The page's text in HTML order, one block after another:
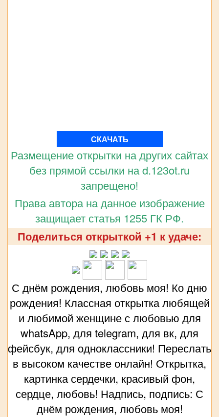
СКАЧАТЬ
Размещение открытки на других сайтах
без прямой ссылки на d.123ot.ru
запрещено!
Права автора на данное изображение
защищает статья 1255 ГК РФ.
Поделиться открыткой +1 к удаче:
С днём рождения, любовь моя! Ко дню
рождения! Классная открытка любящей
и любимой женщине с любовью для
whatsApp, для telegram, для вк, для
фейсбук, для одноклассники! Переслать
в высоком качестве онлайн! Открытка,
картинка сердечки, красивый фон,
сердце, любовь! Надпись, подпись: С
днём рождения, любовь моя!